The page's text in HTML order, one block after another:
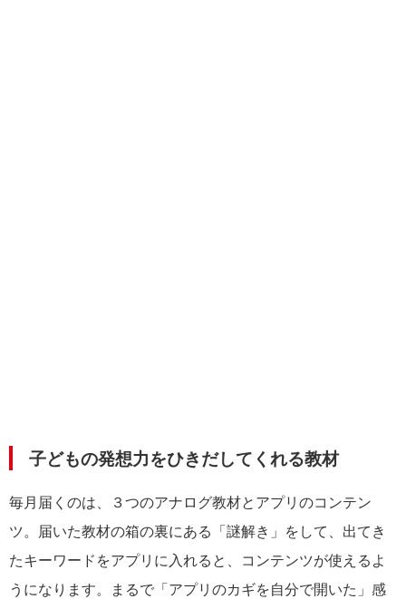
子どもの発想力をひきだしてくれる教材
毎月届くのは、３つのアナログ教材とアプリのコンテン
ツ。届いた教材の箱の裏にある「謎解き」をして、出てき
たキーワードをアプリに入れると、コンテンツが使えるよ
うになります。まるで「アプリのカギを自分で開いた」感